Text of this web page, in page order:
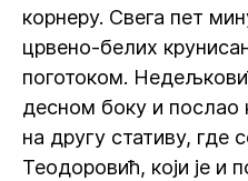
корнеру. Свега пет
црвено-белих
поготоком.
десном боку и послао
на другу стативу, где
Теодоровић, који је и